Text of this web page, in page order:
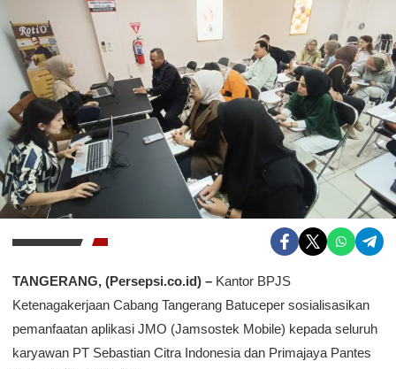
TANGERANG, (Persepsi.co.id) – Kantor BPJS
Ketenagakerjaan Cabang Tangerang Batuceper sosialisasikan
pemanfaatan aplikasi JMO (Jamsostek Mobile) kepada seluruh
karyawan PT Sebastian Citra Indonesia dan Primajaya Pantes